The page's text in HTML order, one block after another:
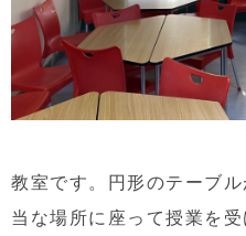
教室です。円形のテーブ
当な場所に座って授業を受